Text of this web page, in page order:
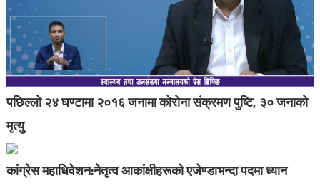
पछिल्लो २४ घण्टामा २०१६ जनामा कोरोना संक्रमण पुष्टि, ३० जनाको
मृत्यु
कांग्रेस महाधिवेशन:नेतृत्व आकांक्षीहरूको एजेण्डाभन्दा पदमा ध्यान